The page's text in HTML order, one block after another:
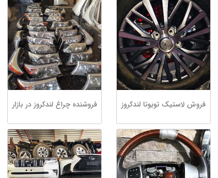
فروش لاستیک تویوتا لندکروز فروشنده چراغ لندکروز در بازار